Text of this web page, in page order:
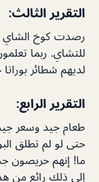
التقرير الثالث:
رصدت كوخ الشاي
للتشاي. ربما
لديهم شطائر
التقرير الرابع:
طعام جيد وسعر جيد
حتى لو لم تطلق
إلى ذلك رائع من